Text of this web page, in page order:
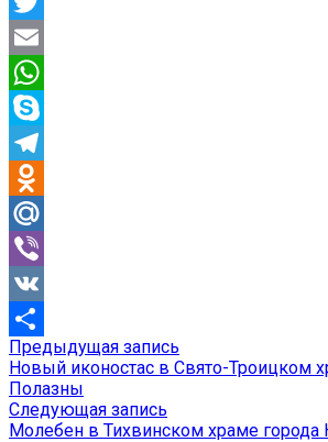
Twitter
Email
WhatsApp
Skype
Telegram
Odnoklassniki
Mail.Ru
Viber
VK
Отправить
Навигация
по
записям
Предыдущая запись
запись:
Новый иконостас в Свято-Троицком
Полазны
Следующая запись
запись:
Молебен в Тихвинском храме города